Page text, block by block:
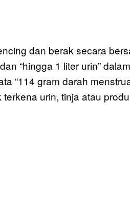
dan berak secara
“hingga 1 liter urin”
“114 gram darah
terkena urin, tinja atau